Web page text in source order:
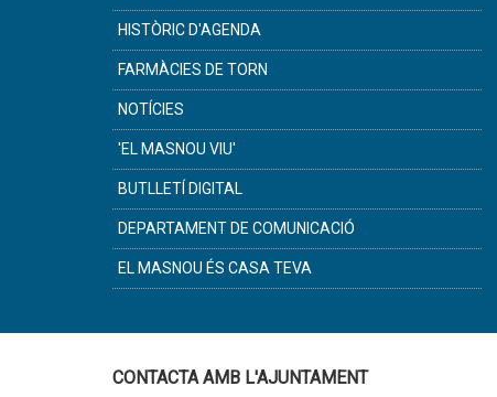
HISTÒRIC D'AGENDA
FARMÀCIES DE TORN
NOTÍCIES
'EL MASNOU VIU'
BUTLLETÍ DIGITAL
DEPARTAMENT DE COMUNICACIÓ
EL MASNOU ÉS CASA TEVA
CONTACTA AMB L'AJUNTAMENT